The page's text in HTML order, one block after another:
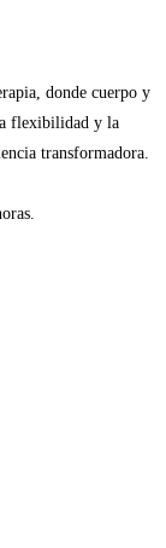
donde cuerpo y
flexibilidad y la
transformadora.